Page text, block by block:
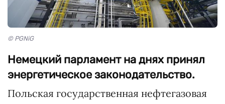
© PGNiG
Немецкий парламент на днях принял
энергетическое законодательство.
Польская государственная нефтегазовая